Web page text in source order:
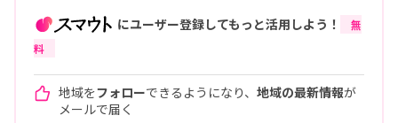
にユーザー登録してもっと活用しよう！
無
料
地域をフォローできるようになり、 地域の最新情報が
メールで届く